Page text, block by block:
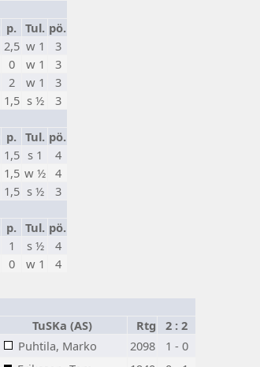
p. Tul. pö.
2,5 w 1
3
0 w 1
3
2 w 1
3
1,5 s ½
3
p. Tul. pö.
1,5 s 1
4
1,5 w ½ 4
1,5 s ½
3
p. Tul. pö.
1 s ½
4
0 w 1 4
TuSKa (AS) Rtg
2 : 2
Puhtila, Marko 2098
1 - 0